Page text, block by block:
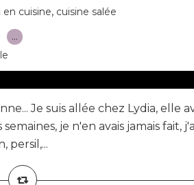
en cuisine, cuisine salée
…
Je suis allée chez Lydia, elle
je n'en avais jamais fait,
persil,...